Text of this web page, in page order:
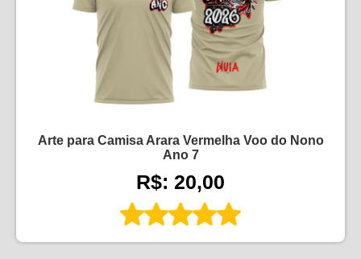
Arte para Camisa Arara Vermelha Voo do Nono
Ano 7
R$: 20,00